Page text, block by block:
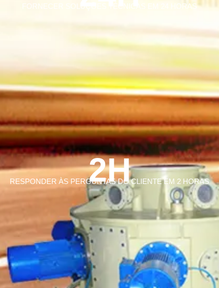
FORNECER SOLUÇÕES TÉCNICAS EM 24 HORAS
2H
RESPONDER ÀS PERGUNTAS DO CLIENTE EM 2 HORAS